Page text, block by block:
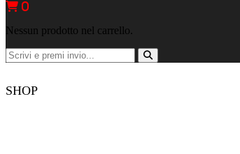
0
Nessun prodotto nel carrello.
SHOP